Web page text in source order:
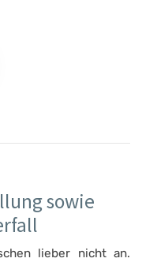
sowie
lieber nicht an.